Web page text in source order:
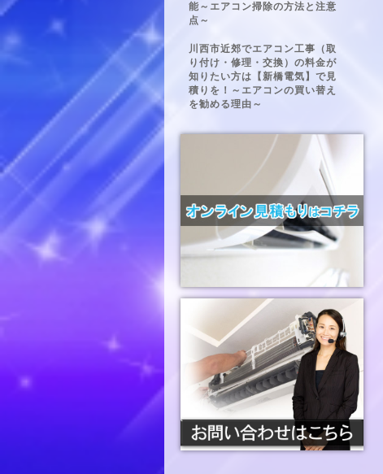
能～エアコン掃除の方法と注意
点～
川西市近郊でエアコン工事（取
り付け・修理・交換）の料金が
知りたい方は【新橋電気】で見
積りを！～エアコンの買い替え
を勧める理由～